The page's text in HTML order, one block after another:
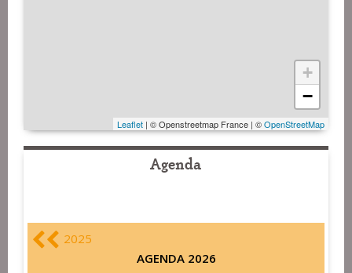
+
−
Leaflet | © Openstreetmap France | ©OpenStreetMap
Agenda
2025
AGENDA 2026